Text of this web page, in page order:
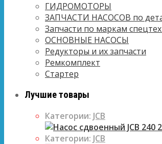
ГИДРОМОТОРЫ
ЗАПЧАСТИ НАСОСОВ по
Запчасти по маркам
ОСНОВНЫЕ НАСОСЫ
Редукторы и их запчасти
Ремкомплект
Стартер
Лучшие товары
Категории: JCB
Категории: JCB